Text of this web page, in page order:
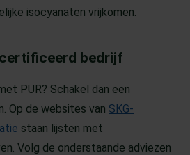
isocyanaten vrijkomen.
bedrijf
PUR? Schakel dan een
Op de websites van SKG-
staan lijsten met
Volg de onderstaande adviezen